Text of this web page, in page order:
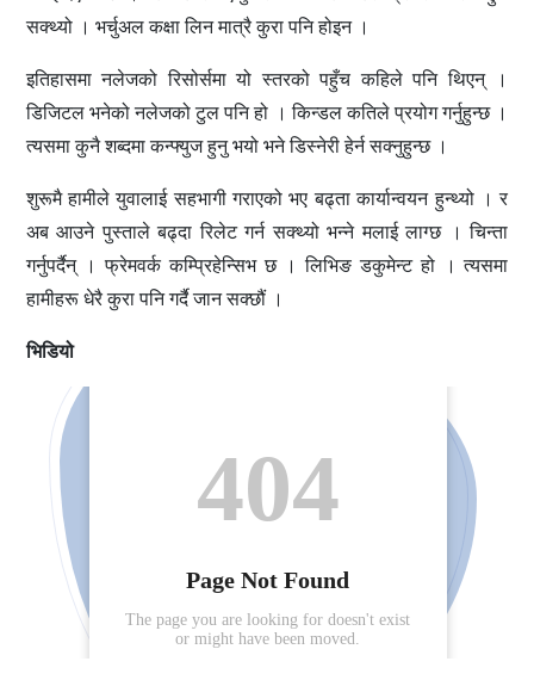
सक्थ्यो । भर्चुअल कक्षा लिन मात्रै कुरा पनि होइन ।
इतिहासमा नलेजको रिसोर्समा यो स्तरको पहुँच कहिले पनि थिएन् ।
डिजिटल भनेको नलेजको टुल पनि हो । किन्डल कतिले प्रयोग गर्नुहुन्छ ।
त्यसमा कुनै शब्दमा कन्फ्युज हुनु भयो भने डिस्नेरी हेर्न सक्नुहुन्छ ।
शुरूमै हामीले युवालाई सहभागी गराएको भए बढ्ता कार्यान्वयन हुन्थ्यो । र
अब आउने पुस्ताले बढ्दा रिलेट गर्न सक्थ्यो भन्ने मलाई लाग्छ । चिन्ता
गर्नुपर्दैन् । फ्रेमवर्क कम्प्रिहेन्सिभ छ । लिभिङ डकुमेन्ट हो । त्यसमा
हामीहरू धेरै कुरा पनि गर्दै जान सक्छौं ।
भिडियो